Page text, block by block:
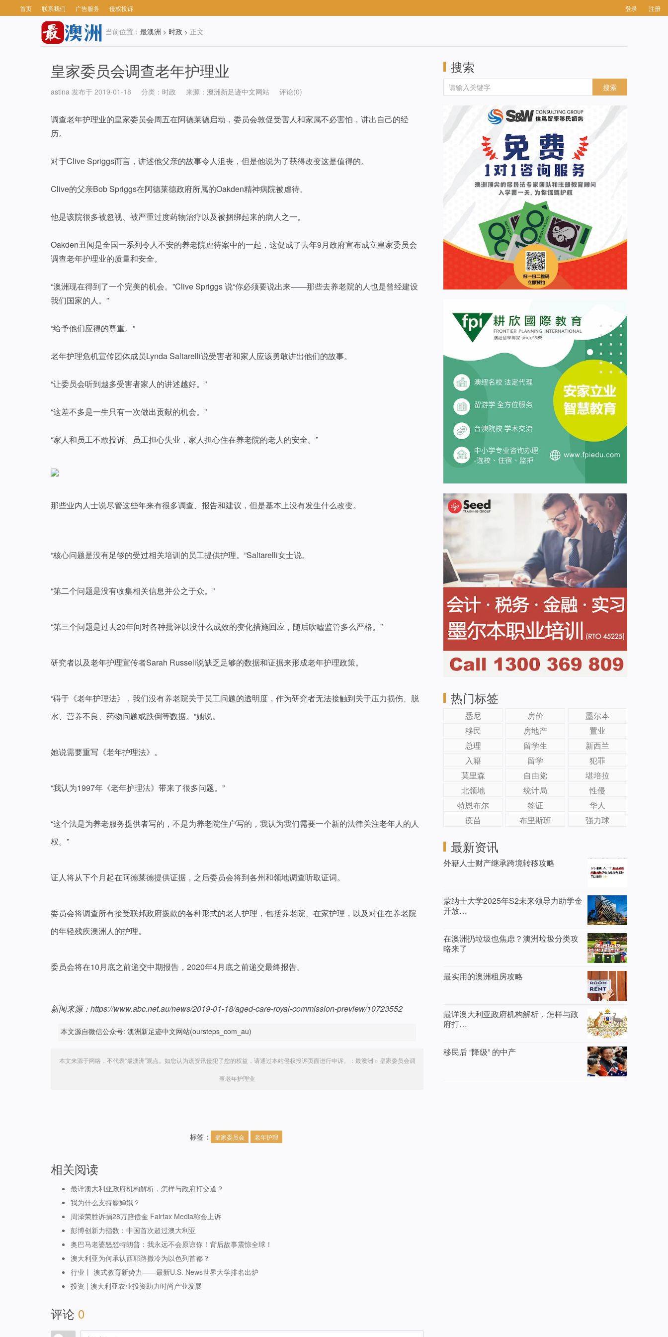
首页 联系我们 广告服务 侵权投诉 登录 注册
当前位置： 最澳洲 > 时政 > 正文
皇家委员会调查老年护理业
astina 发布于 2019-01-18 分类： 时政 来源： 澳洲新足迹中文网站 评论(0)
调查老年护理业的皇家委员会周五在阿德莱德启动，委员会敦促受害人和家属不必害怕，讲出自己的经
历。
对于Clive Spriggs而言，讲述他父亲的故事令人沮丧，但是他说为了获得改变这是值得的。
Clive的父亲Bob Spriggs在阿德莱德政府所属的Oakden精神病院被虐待。
他是该院很多被忽视、被严重过度药物治疗以及被捆绑起来的病人之一。
Oakden丑闻是全国一系列令人不安的养老院虐待案中的一起，这促成了去年9月政府宣布成立皇家委员会
调查老年护理业的质量和安全。
“澳洲现在得到了一个完美的机会。”Clive Spriggs 说“你必须要说出来——那些去养老院的人也是曾经建设
我们国家的人。”
“给予他们应得的尊重。”
老年护理危机宣传团体成员Lynda Saltarelli说受害者和家人应该勇敢讲出他们的故事。
“让委员会听到越多受害者家人的讲述越好。”
“这差不多是一生只有一次做出贡献的机会。”
“家人和员工不敢投诉。员工担心失业，家人担心住在养老院的老人的安全。”
那些业内人士说尽管这些年来有很多调查、报告和建议，但是基本上没有发生什么改变。
“核心问题是没有足够的受过相关培训的员工提供护理。”Saltarelli女士说。
“第二个问题是没有收集相关信息并公之于众。”
“第三个问题是过去20年间对各种批评以没什么成效的变化措施回应，随后吹嘘监管多么严格。”
研究者以及老年护理宣传者Sarah Russell说缺乏足够的数据和证据来形成老年护理政策。
“碍于《老年护理法》，我们没有养老院关于员工问题的透明度，作为研究者无法接触到关于压力损伤、脱
水、营养不良、药物问题或跌倒等数据。”她说。
她说需要重写《老年护理法》。
“我认为1997年《老年护理法》带来了很多问题。”
“这个法是为养老服务提供者写的，不是为养老院住户写的，我认为我们需要一个新的法律关注老年人的人
权。”
证人将从下个月起在阿德莱德提供证据，之后委员会将到各州和领地调查听取证词。
委员会将调查所有接受联邦政府拨款的各种形式的老人护理，包括养老院、在家护理，以及对住在养老院
的年轻残疾澳洲人的护理。
委员会将在10月底之前递交中期报告，2020年4月底之前递交最终报告。
新闻来源：https://www.abc.net.au/news/2019-01-18/aged-care-royal-commission-preview/10723552
本文源自微信公众号: 澳洲新足迹中文网站(oursteps_com_au)
本文来源于网络，不代表“最澳洲”观点。如您认为该资讯侵犯了您的权益，请通过本站侵权投诉页面进行申诉。： 最澳洲 » 皇家委员会调
查老年护理业
标签： 皇家委员会 老年护理
相关阅读
最详澳大利亚政府机构解析，怎样与政府打交道？
我为什么支持廖婵娥？
周泽荣胜诉捐28万赔偿金 Fairfax Media称会上诉
彭博创新力指数：中国首次超过澳大利亚
奥巴马老婆怒怼特朗普：我永远不会原谅你！背后故事震惊全球！
澳大利亚为何承认西耶路撒冷为以色列首都？
行业丨 澳式教育新势力——最新U.S. News世界大学排名出炉
投资 | 澳大利亚农业投资助力时尚产业发展
评论 0
搜索
热门标签
悉尼 房价
墨尔本
移民
房地产
置业
总理
留学生
新西兰
入籍
留学
犯罪
莫里森
自由党
堪培拉
北领地
统计局
性侵
特恩布尔
签证
华人
疫苗
布里斯班 强力球
最新资讯
外籍人士财产继承跨境转移攻略
蒙纳士大学2025年S2未来领导力助学金
开放…
在澳洲扔垃圾也焦虑？澳洲垃圾分类攻
略来了
最实用的澳洲租房攻略
最详澳大利亚政府机构解析，怎样与政
府打…
移民后 “降级” 的中产